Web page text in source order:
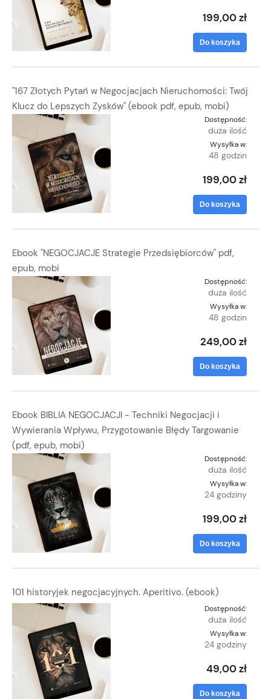
199,00 zł
Do koszyka
"167 Złotych Pytań w Negocjacjach Nieruchomości: Twój
Klucz do Lepszych Zysków" (ebook pdf, epub, mobi)
Dostępność:
duża ilość
Wysyłka w:
48 godzin
199,00 zł
Do koszyka
Ebook "NEGOCJACJE Strategie Przedsiębiorców" pdf,
epub, mobi
Dostępność:
duża ilość
Wysyłka w:
48 godzin
249,00 zł
Do koszyka
Ebook BIBLIA NEGOCJACJI - Techniki Negocjacji i
Wywierania Wpływu, Przygotowanie Błędy Targowanie
(pdf, epub, mobi)
Dostępność:
duża ilość
Wysyłka w:
24 godziny
199,00 zł
Do koszyka
101 historyjek negocjacyjnych. Aperitivo. (ebook)
Dostępność:
duża ilość
Wysyłka w:
24 godziny
49,00 zł
Do koszyka